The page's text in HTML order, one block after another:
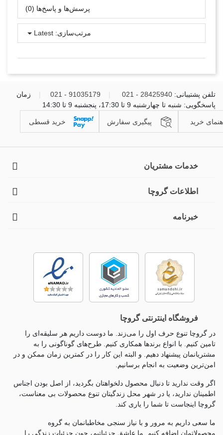
پرسش‌ها و پاسخ‌ها (0)
مرتب‌سازی: Latest
تلفن پشتیبانی: 28425940 - 021
91035179 - 021
زمان
پاسخگویی: شنبه تا چهارشنبه 9 تا 17:30، پنجشنبه 9 تا 14:30
خرید پیگیری سفارش خرید قسطی
خدمات مشتریان
اطلاعات گروچا
خبرنامه
فروشگاه اینترنتی گروچا
در گروچا تنوع حرف اول را می‌زند. ما دوست داریم هر سلیقه‌ای را
تامین کنیم. با انواع برندها همکاری کنیم. طرح‌های گوناگونی را به
مشتریانمان پیشنهاد دهیم. و البته این کار را در کمترین زمان ممکن و در
امن‌ترین وضعیت به انجام برسانیم.
اگر وقت ندارید تا دنبال محصول دلخواهتان بگردید، از اصل بودن اجناس
اطمینان ندارید، یا در شهر محل زندگیتان تنوع محصولات بی معناست،
گروچا اینجاست تا شما را یاری کند.
ما سعی داریم به مرور و با نیاز سنجی مخاطبانمان به گروه
محصولاتمان اضافه کنیم. ما عاشق جزئياتیم، چون جزئيات زندگی را